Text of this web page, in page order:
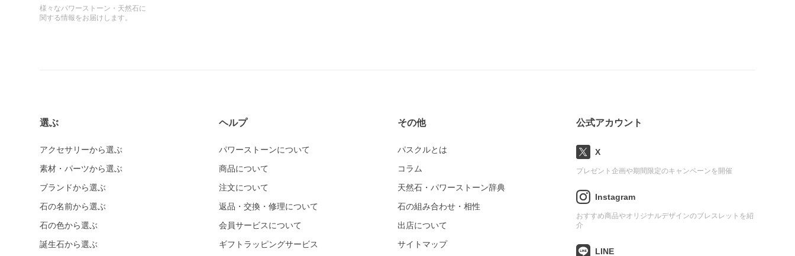
様々なパワーストーン・天然石に
関する情報をお届けします。
選ぶ
アクセサリーから選ぶ
素材・パーツから選ぶ
ブランドから選ぶ
石の名前から選ぶ
石の色から選ぶ
誕生石から選ぶ
ヘルプ
パワーストーンについて
商品について
注文について
返品・交換・修理について
会員サービスについて
ギフトラッピングサービス
その他
パスクルとは
コラム
天然石・パワーストーン辞典
石の組み合わせ・相性
出店について
サイトマップ
公式アカウント
X
プレゼント企画や期間限定のキャンペーンを開催
Instagram
おすすめ商品やオリジナルデザインのブレスレットを紹
介
LINE